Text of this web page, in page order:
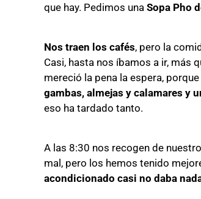
que hay. Pedimos una Sopa Pho
Nos traen los cafés, pero la
Casi, hasta nos íbamos a ir, más
mereció la pena la espera, porque
gambas, almejas y calamares y
eso ha tardado tanto.
A las 8:30 nos recogen de nuestro
mal, pero los hemos tenido
acondicionado casi no daba